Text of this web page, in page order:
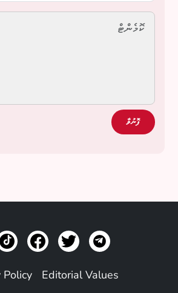
ފޮނުވާ
Editorial Values
Policy